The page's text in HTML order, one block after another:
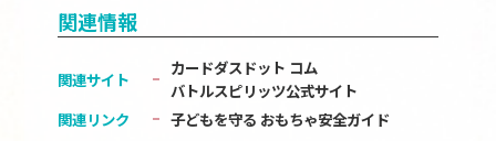
関連情報
関連サイト
カードダスドット コム
バトルスピリッツ公式サイト
関連リンク
子どもを守る おもちゃ安全ガイド